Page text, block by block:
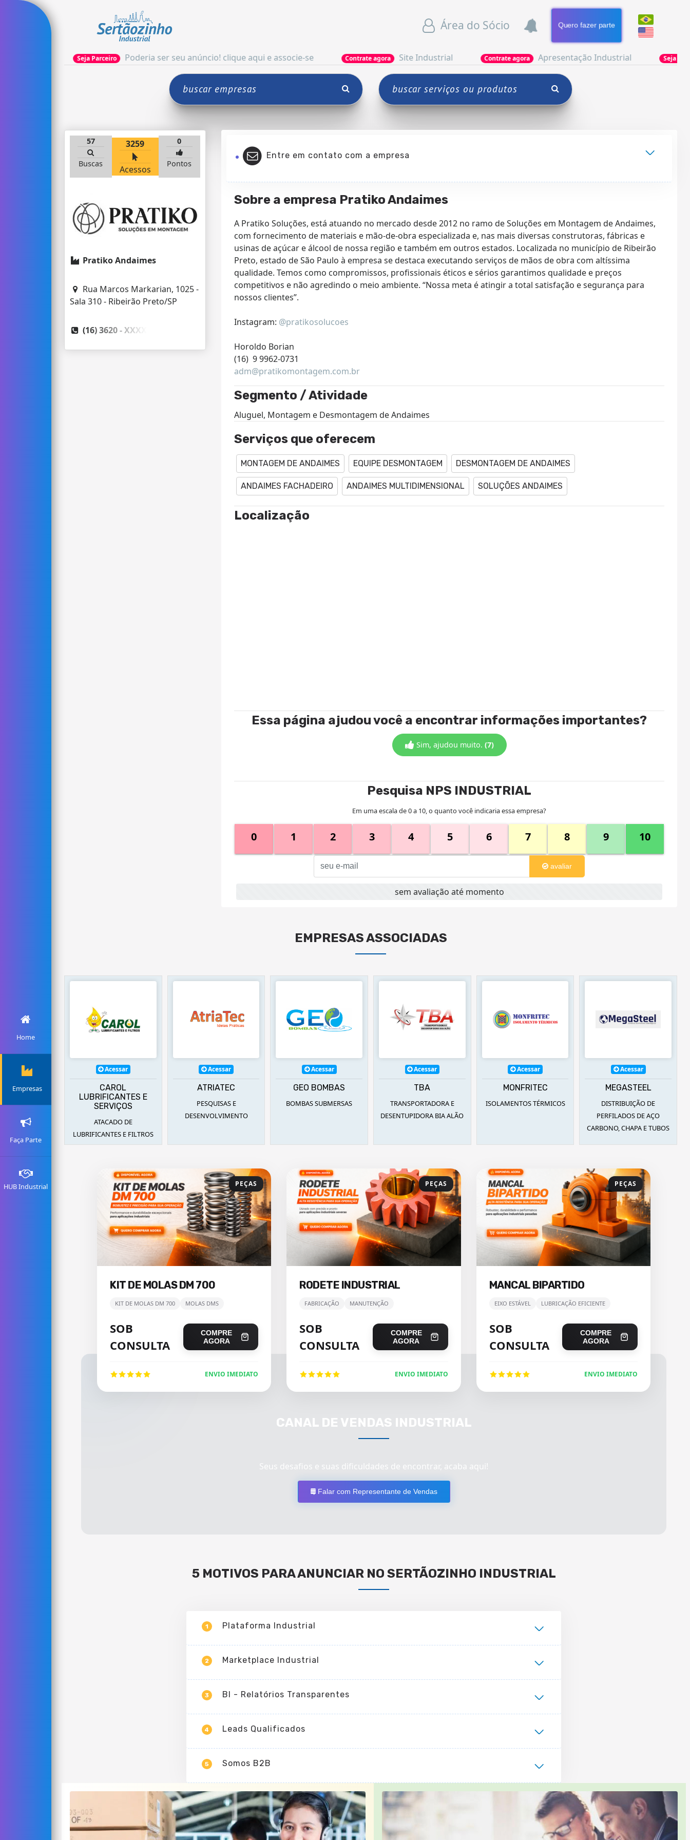
Área do Sócio Quero fazer parte
Home
Empresas
Faça Parte
HUB Industrial
Poderia ser seu anúncio! clique aqui e associe-se Contrate agora Site Industrial Contrate agora Apresentação Industrial Seja Parceiro
57
Buscas
3259
Acessos
0
Pontos
Pratiko Andaimes
Rua Marcos Markarian, 1025 -
Sala 310 - Ribeirão Preto/SP
(16) 3620 -XXXX
Entre em contato com a empresa
Sobre a empresa Pratiko Andaimes
A Pratiko Soluções, está atuando no mercado desde 2012 no ramo de Soluções em Montagem de Andaimes,
com fornecimento de materiais e mão-de-obra especializada e, nas mais diversas construtoras, fábricas e
usinas de açúcar e álcool de nossa região e também em outros estados. Localizada no município de Ribeirão
Preto, estado de São Paulo à empresa se destaca executando serviços de mãos de obra com altíssima
qualidade. Temos como compromissos, profissionais éticos e sérios garantimos qualidade e preços
competitivos e não agredindo o meio ambiente. “Nossa meta é atingir a total satisfação e segurança para
nossos clientes”.
Instagram: @pratikosolucoes
Horoldo Borian
(16) 9 9962-0731
adm@pratikomontagem.com.br
Segmento / Atividade
Aluguel, Montagem e Desmontagem de Andaimes
Serviços que oferecem
MONTAGEM DE ANDAIMES EQUIPE DESMONTAGEM DESMONTAGEM DE ANDAIMES
ANDAIMES FACHADEIRO ANDAIMES MULTIDIMENSIONAL SOLUÇÕES ANDAIMES
Localização
Essa página ajudou você a encontrar informações importantes?
Sim, ajudou muito. (7)
Pesquisa NPS INDUSTRIAL
Em uma escala de 0 a 10, o quanto você indicaria essa empresa?
0 1 2 3 4 5 6 7 8 9 10
avaliar
sem avaliação até momento
EMPRESAS ASSOCIADAS
Acessar
CAROL
DE
Acessar
ATRIATEC
PESQUISAS E
Acessar
GEO BOMBAS
BOMBAS SUBMERSAS
Acessar
TBA
TRANSPORTADORA E
Acessar
MONFRITEC
ISOLAMENTOS TÉRMICOS
Acessar
MEGASTEEL
DISTRIBUIÇÃO DE
Acessar
UPE
EQUIPAMENTOS
INDUSTRIAIS
PEÇAS
KIT DE MOLAS DM 700
KIT DE MOLAS DM 700 MOLAS DMS
SOB
CONSULTA
COMPRE
AGORA
ENVIO IMEDIATO
PEÇAS
RODETE INDUSTRIAL
FABRICAÇÃO MANUTENÇÃO
SOB
CONSULTA
COMPRE
AGORA
ENVIO IMEDIATO
PEÇAS
MANCAL BIPARTIDO
EIXO ESTÁVEL LUBRICAÇÃO EFICIENTE
SOB
CONSULTA
COMPRE
AGORA
ENVIO IMEDIATO
CANAL DE VENDAS INDUSTRIAL
Seus desafios e suas dificuldades de encontrar, acaba aqui!
Falar com Representante de Vendas
5 MOTIVOS PARA ANUNCIAR NO SERTÃOZINHO INDUSTRIAL
1 Plataforma Industrial
2 Marketplace Industrial
3 BI - Relatórios Transparentes
4 Leads Qualificados
5 Somos B2B